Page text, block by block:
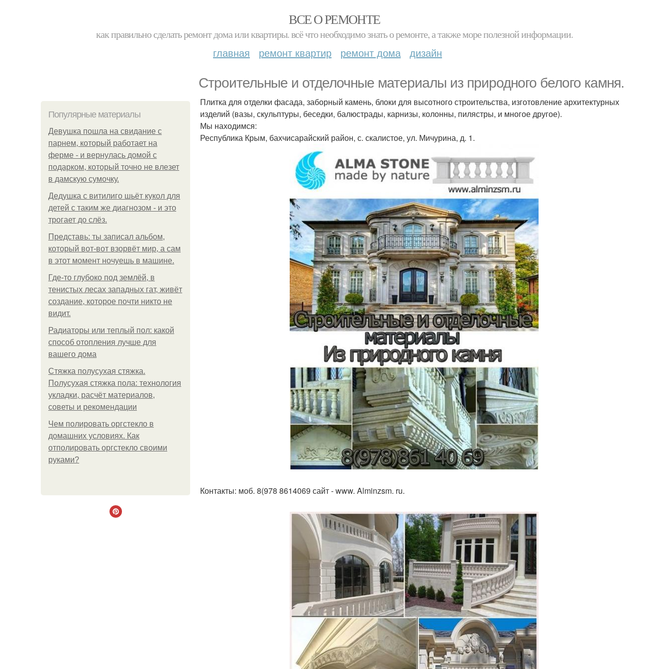
ВСЕ О РЕМОНТЕ
как правильно сделать ремонт дома или квартиры. всё что необходимо знать о ремонте, а также море полезной информации.
главная ремонт квартир ремонт дома дизайн
Строительные и отделочные материалы из природного белого камня.
Популярные материалы
Девушка пошла на свидание с
парнем, который работает на
ферме - и вернулась домой с
подарком, который точно не влезет
в дамскую сумочку.
Дедушка с витилиго шьёт кукол для
детей с таким же диагнозом - и это
трогает до слёз.
Представь: ты записал альбом,
который вот-вот взорвёт мир, а сам
в этот момент ночуешь в машине.
Где-то глубоко под землёй, в
тенистых лесах западных гат, живёт
создание, которое почти никто не
видит.
Радиаторы или теплый пол: какой
способ отопления лучше для
вашего дома
Стяжка полусухая стяжка.
Полусухая стяжка пола: технология
укладки, расчёт материалов,
советы и рекомендации
Чем полировать оргстекло в
домашних условиях. Как
отполировать оргстекло своими
руками?
Плитка для отделки фасада, заборный камень, блоки для высотного строительства, изготовление архитектурных
изделий (вазы, скульптуры, беседки, балюстрады, карнизы, колонны, пилястры, и многое другое).
Мы находимся:
Республика Крым, бахчисарайский район, с. скалистое, ул. Мичурина, д. 1.
Контакты: моб. 8(978 8614069 сайт - www. Alminzsm. ru.